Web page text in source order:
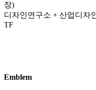
장)
디자인연구소 + 산업디자
TF
Emblem